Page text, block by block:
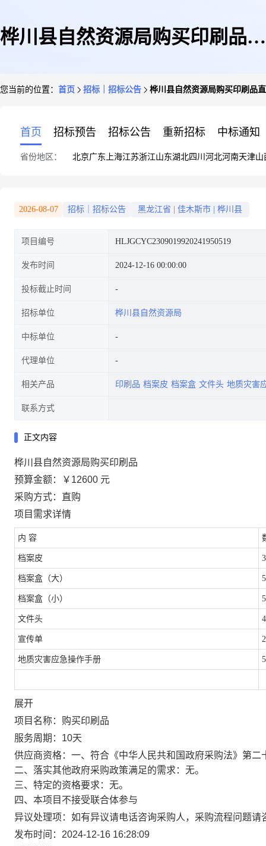
桦川县自然资源局购买印刷品直
您当前的位置： 首页 招标｜招标公告 桦川县自然资源局购买印刷品
首页 招标预告 招标公告 重新招标 中标通知
省份地区： 北京广东 上海江苏浙江山东湖北四川 河北河南天津山
2026-08-07 招标｜招标公告 黑龙江省 佳木斯市 桦川县
项目编号 HLJGCYC2309019920241950519
发布时间 2024-12-16 00:00:00
投标截止时间
招标单位 桦川县自然资源局
中标单位
代理单位
相关产品 印刷品 档案皮 档案盒 文件头 地质灾害
联系方式
正文内容
桦川县自然资源局购买印刷品
预算金额：
￥12600 元
采购方式：直购
项目需求详情
内 容
档案皮
档案盒（大）
档案盒（小）
文件头
宣传单
地质灾害应急操作手册
展开
项目名称： 购买印刷品
服务周期： 10天
供应商资格： 一、符合《中华人民共和国政府采购法》第
二、落实其他政府采购政策满足的需求：无。
三、特定的资格要求：无。
四、本项目不接受联合体参与
异议处理项： 如有异议请电话咨询采购人，采购流程问题请
发布时间： 2024-12-16 16:28:09